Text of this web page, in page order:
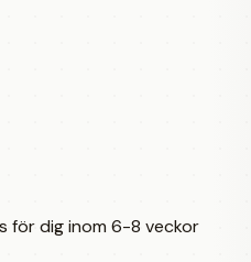
för dig inom 6-8 veckor